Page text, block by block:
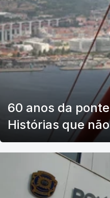
60 anos da
Histórias que